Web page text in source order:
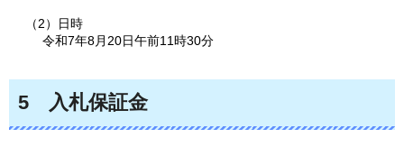
（2）日時
令和7年8月20日午前11時30分
5 入札保証金